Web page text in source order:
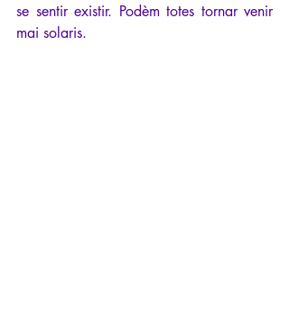
se sentir existir. Podèm totes tornar venir
mai solaris.